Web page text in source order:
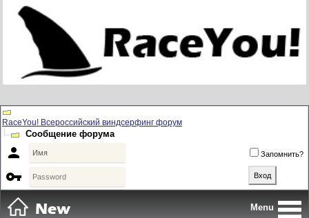
RaceYou! Всероссийский виндсерфинг форум
Сообщение форума
 Запомнить?

Menu